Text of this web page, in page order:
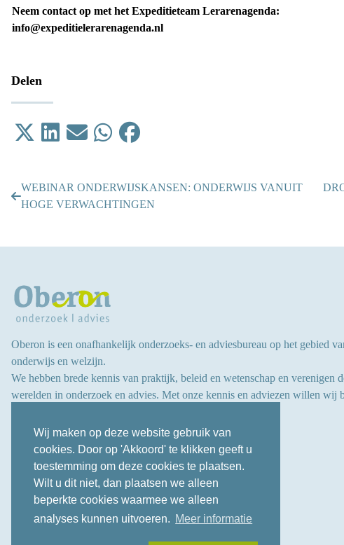
Wij maken op deze website gebruik van
cookies. Door op 'Akkoord' te klikken geeft u
toestemming om deze cookies te plaatsen.
Wilt u dit niet, dan plaatsen we alleen
beperkte cookies waarmee we alleen
analyses kunnen uitvoeren. Meer informatie
Neem contact op met het Expeditieteam Lerarenagenda:
info@expeditielerarenagenda.nl
Delen
TweetDelen op LinkedIn
EmailDelen op WhatsApp
WEBINAR ONDERWIJSKANSEN: ONDERWIJS VANUIT
HOGE VERWACHTINGEN
Oberon is een onafhankelijk onderzoeks- en adviesbureau op het gebied
onderwijs en welzijn.
We hebben brede kennis van praktijk, beleid en wetenschap en verenigen
werelden in onderzoek en advies. Met onze kennis en adviezen willen wij